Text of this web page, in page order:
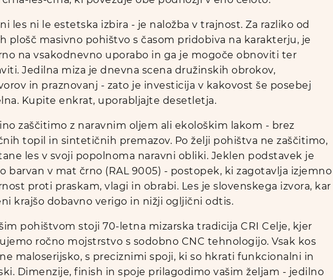
les ni le estetska izbira - je naložba v trajnost. Za razliko od
plošč masivno pohištvo s časom pridobiva na karakterju, je
na vsakodnevno uporabo in ga je mogoče obnoviti ter
Jedilna miza je dnevna scena družinskih obrokov,
in praznovanj - zato je investicija v kakovost še posebej
Kupite enkrat, uporabljajte desetletja.
zaščitimo z naravnim oljem ali ekološkim lakom - brez
topil in sintetičnih premazov. Po želji pohištva ne zaščitimo,
les v svoji popolnoma naravni obliki. Jeklen podstavek je
barvan v mat črno (RAL 9005) - postopek, ki zagotavlja izjemno
proti praskam, vlagi in obrabi. Les je slovenskega izvora, kar
krajšo dobavno verigo in nižji ogljični odtis.
pohištvom stoji 70-letna mizarska tradicija CRI Celje, kjer
ročno mojstrstvo s sodobno CNC tehnologijo. Vsak kos
maloserijsko, s preciznimi spoji, ki so hkrati funkcionalni in
Dimenzije, finish in spoje prilagodimo vašim željam - jedilno